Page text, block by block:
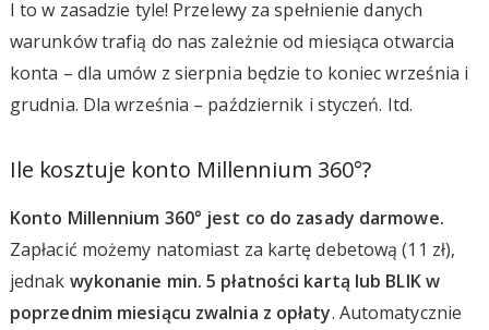
I to w zasadzie tyle! Przelewy za spełnienie danych
warunków trafią do nas zależnie od miesiąca otwarcia
konta – dla umów z sierpnia będzie to koniec września i
grudnia. Dla września – październik i styczeń. Itd.
Ile kosztuje konto Millennium 360°?
Konto Millennium 360° jest co do zasady darmowe.
Zapłacić możemy natomiast za kartę debetową (11 zł),
jednak wykonanie min. 5 płatności kartą lub BLIK w
poprzednim miesiącu zwalnia z opłaty. Automatycznie